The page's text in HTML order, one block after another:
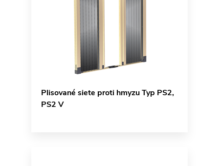
Plisované siete proti hmyzu Typ PS2,
PS2 V